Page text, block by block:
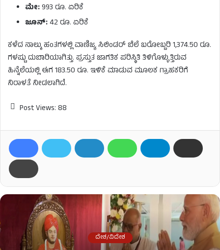
ಮೇ:993 ರೂ. ಏರಿಕೆ
ಜೂನ್:42 ರೂ. ಏರಿಕೆ
ಕಳೆದ ನಾಲ್ಕು ಹಂತಗಳಲ್ಲಿ ವಾಣಿಜ್ಯ ಸಿಲಿಂಡರ್ ಬೆಲೆ ಬರೋಬ್ಬರಿ 1,374.50 ರೂ.
ಗಳಷ್ಟು ದುಬಾರಿಯಾಗಿತ್ತು. ಪ್ರಸ್ತುತ ಜಾಗತಿಕ ಪರಿಸ್ಥಿತಿ ತಿಳಿಗೊಳ್ಳುತ್ತಿರುವ
ಹಿನ್ನೆಲೆಯಲ್ಲಿ ಈಗ 183.50 ರೂ. ಇಳಿಕೆ ಮಾಡುವ ಮೂಲಕ ಗ್ರಾಹಕರಿಗೆ
ನಿರಾಳತೆ ನೀಡಲಾಗಿದೆ.
Post Views: 88
ದೇಶ/ವಿದೇಶ